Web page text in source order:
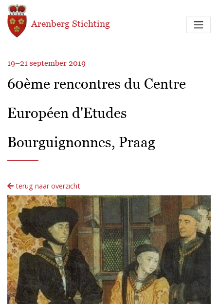
Overslaan en naar de inhoud gaan
Arenberg Stichting
19–21 september 2019
60ème rencontres du Centre
Européen d'Etudes
Bourguignonnes, Praag
terug naar overzicht